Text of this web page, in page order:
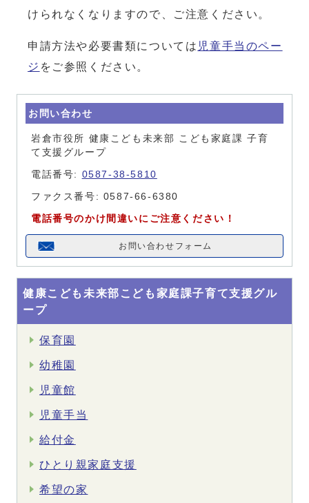
けられなくなりますので、ご注意ください。
申請方法や必要書類については 児童手当のペー
ジ をご参照ください。
お問い合わせ
岩倉市役所 健康こども未来部 こども家庭課 子育
て支援グループ
電話番号: 0587-38-5810
ファクス番号: 0587-66-6380
電話番号のかけ間違いにご注意ください！
お問い合わせフォーム
健康こども未来部こども家庭課子育て支援グル
ープ
保育園
幼稚園
児童館
児童手当
給付金
ひとり親家庭支援
希望の家